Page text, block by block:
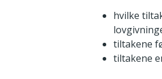
hvilke
tiltakene
tiltakene